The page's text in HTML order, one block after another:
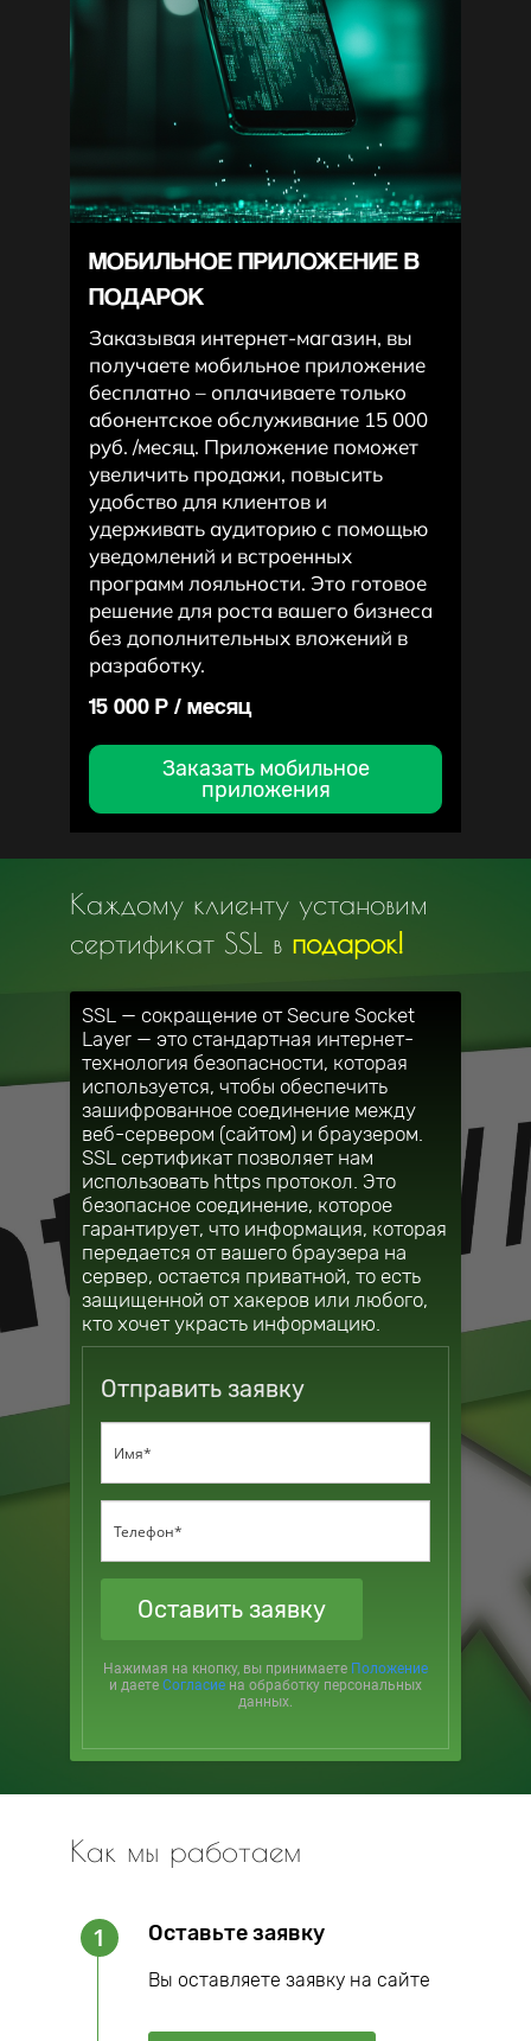
МОБИЛЬНОЕ ПРИЛОЖЕНИЕ В
ПОДАРОК
Заказывая интернет-магазин, вы
получаете мобильное приложение
бесплатно – оплачиваете только
абонентское обслуживание 15 000
руб. /месяц. Приложение поможет
увеличить продажи, повысить
удобство для клиентов и
удерживать аудиторию с помощью
уведомлений и встроенных
программ лояльности. Это готовое
решение для роста вашего бизнеса
без дополнительных вложений в
разработку.
15 000 P / месяц
Заказать мобильное
приложения
Каждому клиенту установим
сертификат SSL в подарок!
SSL — сокращение от Secure Socket
Layer — это стандартная интернет-
технология безопасности, которая
используется, чтобы обеспечить
зашифрованное соединение между
веб-сервером (сайтом) и браузером.
SSL сертификат позволяет нам
использовать https протокол. Это
безопасное соединение, которое
гарантирует, что информация, которая
передается от вашего браузера на
сервер, остается приватной, то есть
защищенной от хакеров или любого,
кто хочет украсть информацию.
Отправить заявку
Оставить заявку
Нажимая на кнопку, вы принимаете Положение
и даете Согласие на обработку персональных
данных.
Как мы работаем
1 Оставьте заявку
Вы оставляете заявку на сайте